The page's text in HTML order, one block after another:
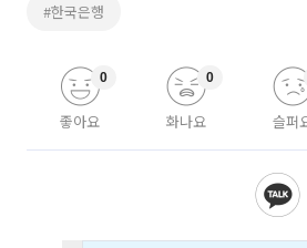
#한국은행
좋아요
0
화나요
0
슬퍼